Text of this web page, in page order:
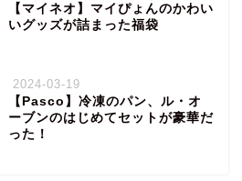
【マイネオ】マイぴょんのかわい
いグッズが詰まった福袋
2024-03-19
【Pasco】冷凍のパン、ル・オ
ーブンのはじめてセットが豪華だ
った！